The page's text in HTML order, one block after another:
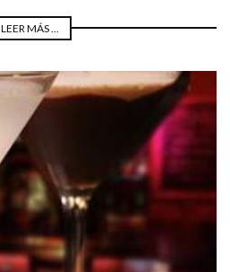
LEER MÁS ...